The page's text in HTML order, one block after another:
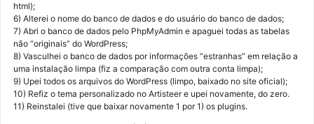
html);
6) Alterei o nome do banco de dados e do usuário do banco de dados;
7) Abri o banco de dados pelo PhpMyAdmin e apaguei todas as tabelas
não “originais” do WordPress;
8) Vasculhei o banco de dados por informações “estranhas” em relação a
uma instalação limpa (fiz a comparação com outra conta limpa);
9) Upei todos os arquivos do WordPress (limpo, baixado no site oficial);
10) Refiz o tema personalizado no Artisteer e upei novamente, do zero.
11) Reinstalei (tive que baixar novamente 1 por 1) os plugins.